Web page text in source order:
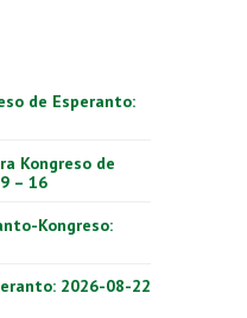
de Esperanto:
Kongreso de
– 16
Kongreso:
2026-08-22